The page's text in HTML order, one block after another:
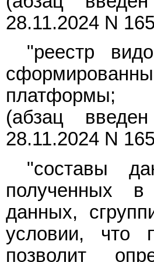
28.11.2024 N
"реестр
платформы;
(абзац
28.11.2024 N
"составы
полученных в
данных,
условии, что
позволит